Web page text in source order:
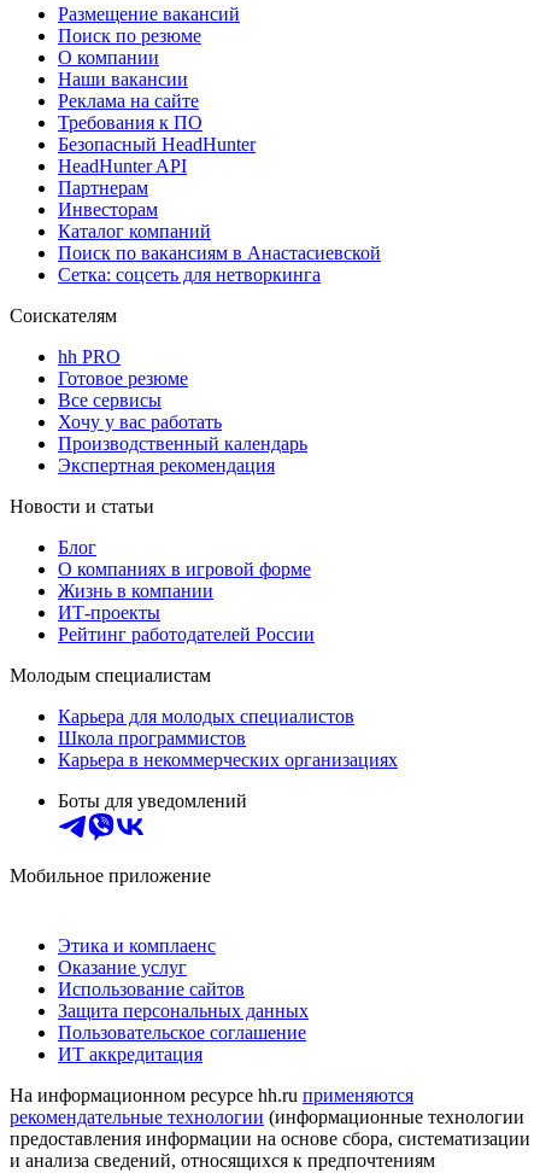
Размещение вакансий
Поиск по резюме
О компании
Наши вакансии
Реклама на сайте
Требования к ПО
Безопасный HeadHunter
HeadHunter API
Партнерам
Инвесторам
Каталог компаний
Поиск по вакансиям в Анастасиевской
Сетка: соцсеть для нетворкинга
Соискателям
hh PRO
Готовое резюме
Все сервисы
Хочу у вас работать
Производственный календарь
Экспертная рекомендация
Новости и статьи
Блог
О компаниях в игровой форме
Жизнь в компании
ИТ-проекты
Рейтинг работодателей России
Молодым специалистам
Карьера для молодых специалистов
Школа программистов
Карьера в некоммерческих организациях
Боты для уведомлений
Мобильное приложение
Этика и комплаенс
Оказание услуг
Использование сайтов
Защита персональных данных
Пользовательское соглашение
ИТ аккредитация
На информационном ресурсе hh.ru применяются
рекомендательные технологии (информационные технологии
предоставления информации на основе сбора, систематизации
и анализа сведений, относящихся к предпочтениям